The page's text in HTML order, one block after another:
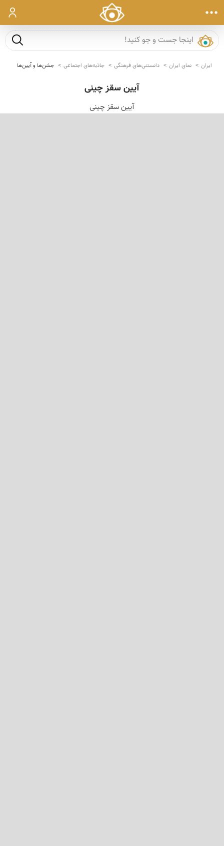
ورود
جست و
ایران نمای ایران دانستنی‌های فرهنگی جاذبه‌های اجتماعی جشن‌ها و آیین‌ها
آیین سقز چینی
آیین سقز چینی